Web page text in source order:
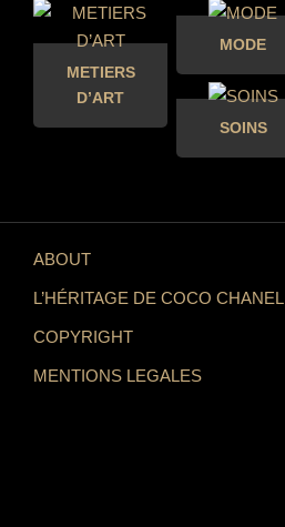
METIERS
D’ART
MODE
SOINS
ABOUT
L’HÉRITAGE DE COCO CHANEL
COPYRIGHT
MENTIONS LEGALES